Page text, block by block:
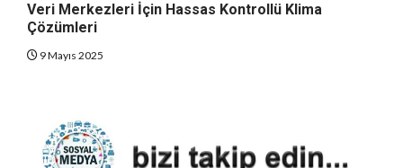
Veri Merkezleri İçin Hassas Kontrollü Klima
Çözümleri
9 Mayıs 2025